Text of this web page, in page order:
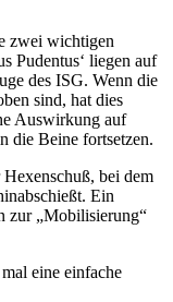
zwei wichtigen
Pudentus‘ liegen auf
des ISG. Wenn die
sind, hat dies
Auswirkung auf
die Beine fortsetzen.
bei dem
Ein
zur „Mobilisierung“
eine einfache